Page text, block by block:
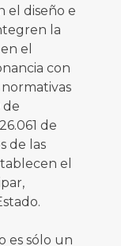
el diseño e
la
el
con
de
de
de las
el
es sólo un